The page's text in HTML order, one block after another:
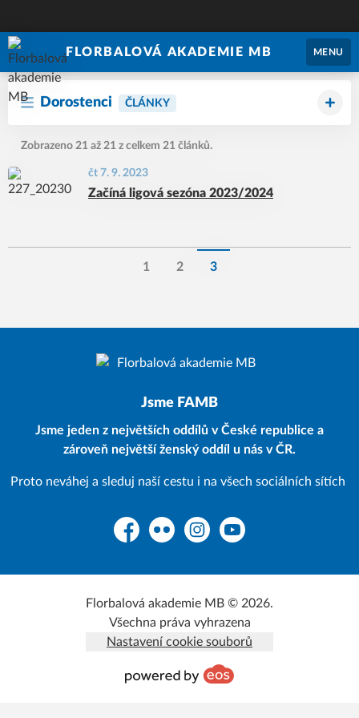
FLORBALOVÁ AKADEMIE MB MENU
Dorostenci ČLÁNKY
Zobrazeno 21 až 21 z celkem 21 článků.
čt 7. 9. 2023
Začíná ligová sezóna 2023/2024
1 2 3
Jsme FAMB
Jsme jeden z největších oddílů v České republice a
zároveň největší ženský oddíl u nás v ČR.
Proto neváhej a sleduj naší cestu i na všech sociálních sítích
FacebookFlickr InstagramYouTube
Florbalová akademie MB © 2026.
Všechna práva vyhrazena
Nastavení cookie souborů